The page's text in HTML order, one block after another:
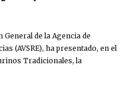
de la Agencia de
(AVSRE), ha presentado, en el
Tradicionales, la